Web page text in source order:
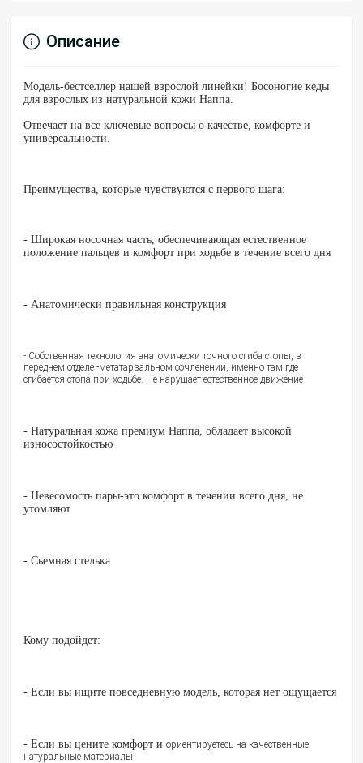
Описание
Модель-бестселлер нашей взрослой линейки! Босоногие кеды
для взрослых из натуральной кожи Наппа.
Отвечает на все ключевые вопросы о качестве, комфорте и
универсальности.
Преимущества, которые чувствуются с первого шага:
- Широкая носочная часть, обеспечивающая естественное
положение пальцев и комфорт при ходьбе в течение всего дня
- Анатомически правильная конструкция
- Собственная технология анатомически точного сгиба стопы, в
переднем отделе -метатарзальном сочленении, именно там где
сгибается стопа при ходьбе. Не нарушает естественное движение
- Натуральная кожа премиум Наппа, обладает высокой
износостойкостью
- Невесомость пары-это комфорт в течении всего дня, не
утомляют
- Сьемная стелька
Кому подойдет:
- Если вы ищите повседневную модель, которая нет ощущается
- Если вы цените комфорт и ориентируетесь на качественные
натуральные материалы